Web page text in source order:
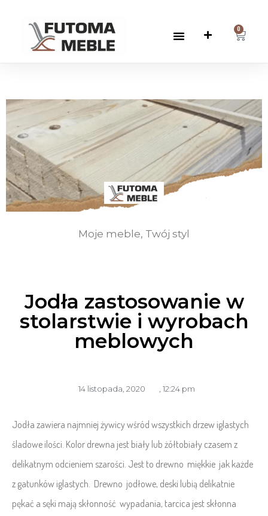
0
Moje meble, Twój styl
Jodła zastosowanie w
stolarstwie i wyrobach
meblowych
14 listopada, 2020 12:24 pm
Jodła zawiera najmniej żywicy wśród wszystkich drzew iglastych
śladowe ilości. Kolor drewna jest biały lub żółtobiały czasem z
delikatnym odcieniem szarości. Jest to drewno miękkie jak każde
z gatunków iglastych. Drewno jodłowe, deski lubią delikatnie
pękać a sęki mają skłonność wypadania, tarcica jest skłonna